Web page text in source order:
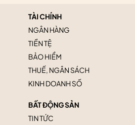
TÀI CHÍNH
NGÂN HÀNG
TIỀN TỆ
BẢO HIỂM
THUẾ, NGÂN SÁCH
KINH DOANH SỐ
BẤT ĐỘNG SẢN
TIN TỨC